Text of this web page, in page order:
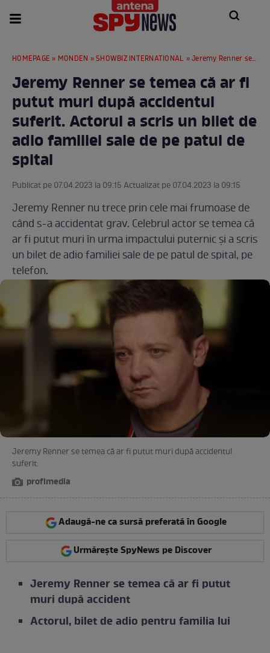
HOMEPAGE » MONDEN »SHOWBIZ INTERNATIONAL » Jeremy Renner se temea că ar fi putut muri după accidentul suferit. Actorul a scris un bilet de adio familiei sale de pe patul de spital
Jeremy Renner se temea că ar fi
putut muri după accidentul
suferit. Actorul a scris un bilet de
adio familiei sale de pe patul de
spital
Publicat pe 07.04.2023 la 09:15 Actualizat pe 07.04.2023 la 09:15
Jeremy Renner nu trece prin cele mai frumoase de
când s-a accidentat grav. Celebrul actor se temea că
ar fi putut muri în urma impactului puternic și a scris
un bilet de adio familiei sale de pe patul de spital, pe
telefon.
Jeremy Renner se temea că ar fi putut muri după accidentul
suferit.
profimedia
Adaugă-ne ca sursă preferată în Google
Urmărește SpyNews pe Discover
Jeremy Renner se temea că ar fi putut
muri după accident
Actorul, bilet de adio pentru familia lui